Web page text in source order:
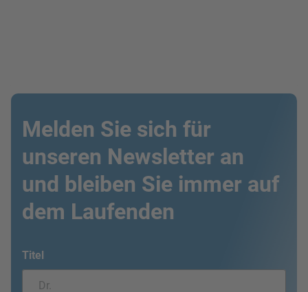
Melden Sie sich für
unseren Newsletter an
und bleiben Sie immer auf
dem Laufenden
Titel